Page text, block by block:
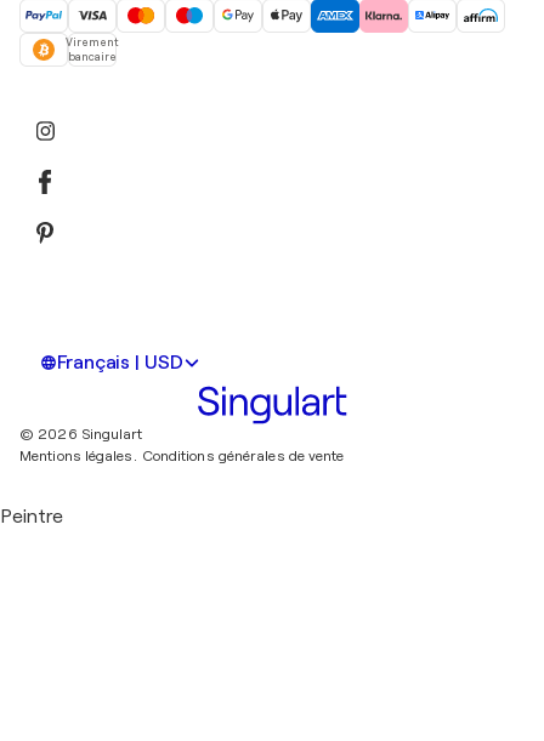
Virement
bancaire
Français | USD
© 2026 Singulart
Mentions légales.
Conditions générales de vente
Peintre